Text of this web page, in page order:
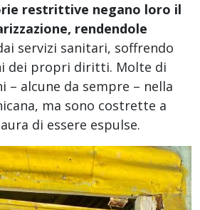
restrittive negano loro il
rendendole
servizi sanitari, soffrendo
dei propri diritti. Molte di
– alcune da sempre – nella
ma sono costrette a
di essere espulse.